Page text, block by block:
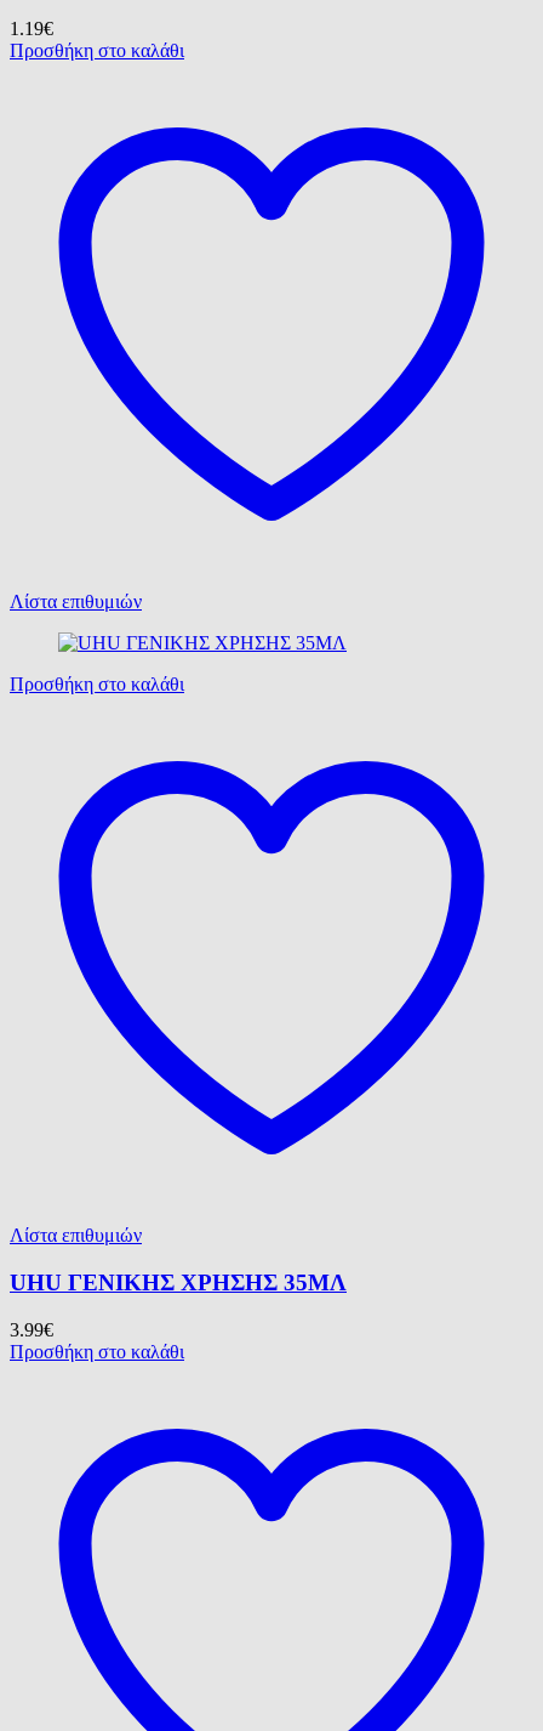
1.19€
Προσθήκη στο καλάθι
Λίστα επιθυμιών
Προσθήκη στο καλάθι
Λίστα επιθυμιών
UHU ΓΕΝΙΚΗΣ ΧΡΗΣΗΣ 35ΜΛ
3.99€
Προσθήκη στο καλάθι